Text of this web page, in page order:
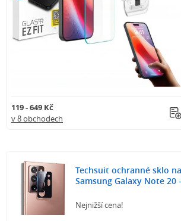
119 - 649 Kč
v 8 obchodech
Techsuit ochranné sklo
Samsung Galaxy Note 20
Nejnižší cena!